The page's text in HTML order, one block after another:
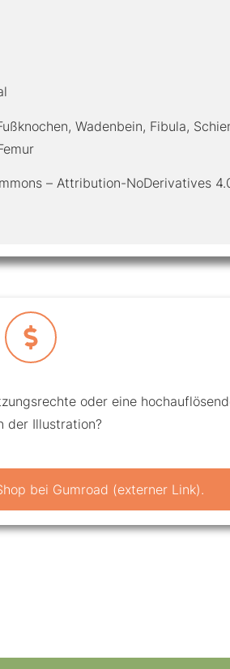
Wadenbein, Fibula,
– Attribution-NoDerivatives
oder eine
der Illustration?
bei Gumroad (externer Link).